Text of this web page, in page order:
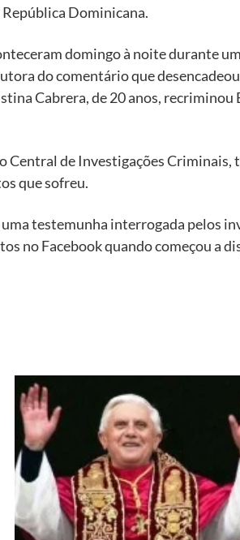
Dominicana.
domingo à noite durante
do comentário que
Cabrera, de 20 anos,
Central de Investigações
que sofreu.
testemunha interrogada pelos
no Facebook quando começou a